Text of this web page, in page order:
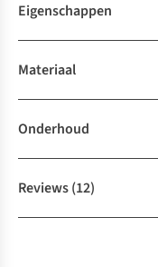
Eigenschappen
Materiaal
Onderhoud
Reviews(12)